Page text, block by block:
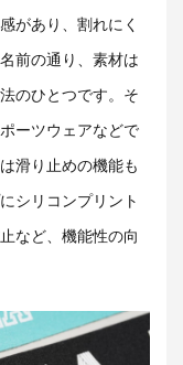
があり、割れにく
前の通り、素材は
のひとつです。そ
ーツウェアなどで
滑り止めの機能も
シリコンプリント
など、機能性の向